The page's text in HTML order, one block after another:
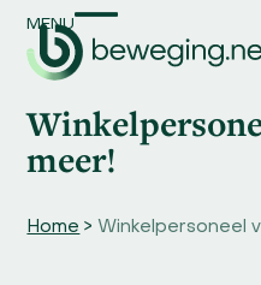
content
MENU
Open
menu
Close
menu
meer!
Home > Winkelpersoneel